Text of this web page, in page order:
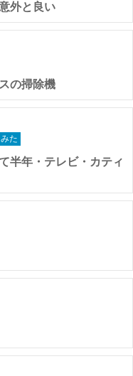
外と良い
の掃除機
た
半年・テレビ・カティ